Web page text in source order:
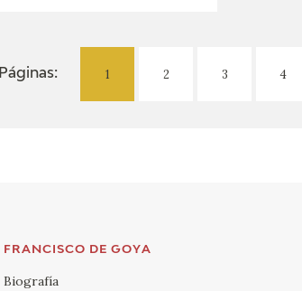
Páginas: 1 2 3 4
FRANCISCO DE GOYA
Biografía